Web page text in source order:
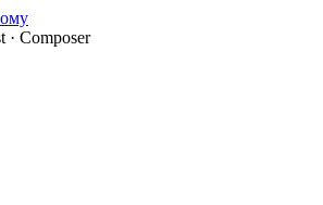
· Composer